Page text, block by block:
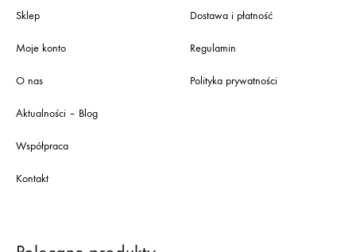
Sklep
Moje konto
O nas
Aktualności – Blog
Współpraca
Kontakt
Dostawa i płatność
Regulamin
Polityka prywatności